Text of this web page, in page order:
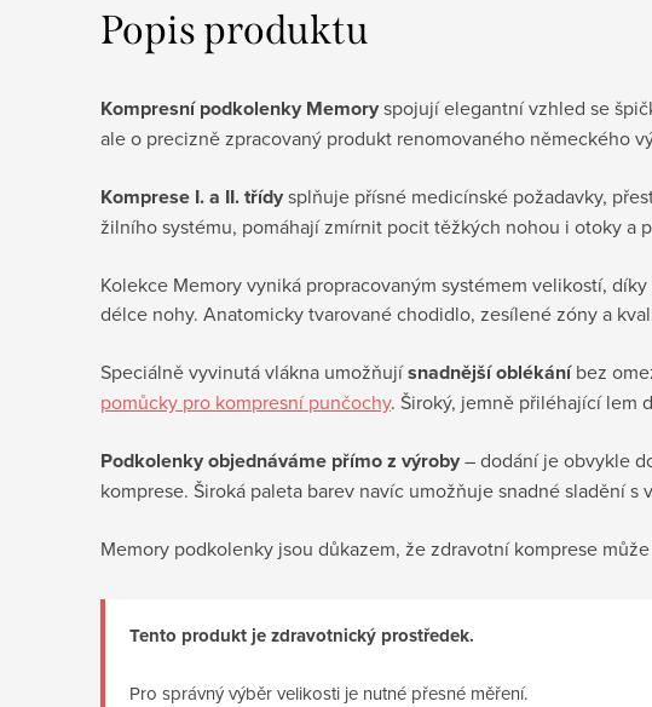
Popis produktu
Kompresní podkolenky Memoryspojují elegantní vzhled se
ale o precizně zpracovaný produkt renomovaného německého
Komprese I. a II. třídysplňuje přísné medicínské požadavky,
žilního systému, pomáhají zmírnit pocit těžkých nohou i otoky a
Kolekce Memory vyniká propracovaným systémem velikostí,
délce nohy. Anatomicky tvarované chodidlo, zesílené zóny a
Speciálně vyvinutá vlákna umožňujísnadnější oblékáníbez
pomůcky pro kompresní punčochy. Široký, jemně přiléhající lem
Podkolenky objednáváme přímo z výroby– dodání je obvykle
komprese. Široká paleta barev navíc umožňuje snadné sladění s
Memory podkolenky jsou důkazem, že zdravotní komprese
Tento produkt je zdravotnický prostředek.
Pro správný výběr velikosti je nutné přesné měření.